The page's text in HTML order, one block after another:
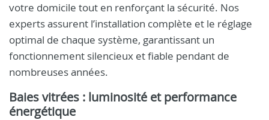
votre domicile tout en renforçant la sécurité. Nos
experts assurent l’installation complète et le réglage
optimal de chaque système, garantissant un
fonctionnement silencieux et fiable pendant de
nombreuses années.
Baies vitrées : luminosité et performance
énergétique